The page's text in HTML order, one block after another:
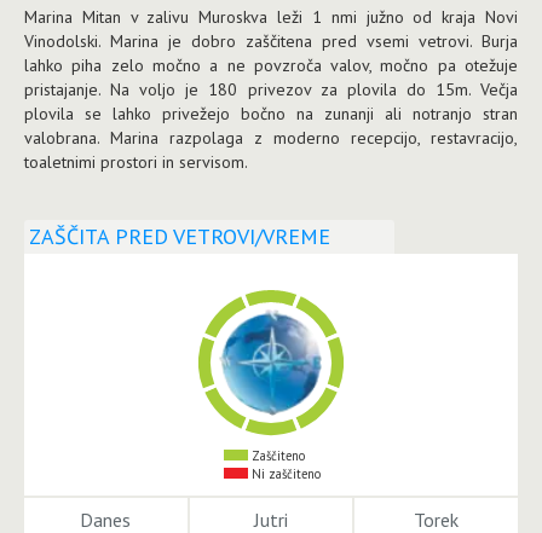
Marina Mitan v zalivu Muroskva leži 1 nmi južno od kraja Novi
Vinodolski. Marina je dobro zaščitena pred vsemi vetrovi. Burja
lahko piha zelo močno a ne povzroča valov, močno pa otežuje
pristajanje. Na voljo je 180 privezov za plovila do 15m. Večja
plovila se lahko privežejo bočno na zunanji ali notranjo stran
valobrana. Marina razpolaga z moderno recepcijo, restavracijo,
toaletnimi prostori in servisom.
ZAŠČITA PRED VETROVI/VREME
Zaščiteno
Ni zaščiteno
Danes Jutri Torek